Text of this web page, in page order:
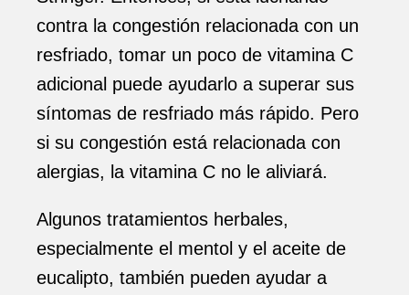
contra la congestión relacionada con un
resfriado, tomar un poco de vitamina C
adicional puede ayudarlo a superar sus
síntomas de resfriado más rápido. Pero
si su congestión está relacionada con
alergias, la vitamina C no le aliviará.
Algunos tratamientos herbales,
especialmente el mentol y el aceite de
eucalipto, también pueden ayudar a